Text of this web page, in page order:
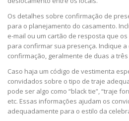
Os detalhes sobre confirmação de
para o planejamento do casamento.
e-mail ou um cartão de resposta que
para confirmar sua presença. Indique
confirmação, geralmente de duas a
Caso haja um código de vestimenta
convidados sobre o tipo de traje
pode ser algo como “black tie”, “traje
etc. Essas informações ajudam os
adequadamente para o estilo da